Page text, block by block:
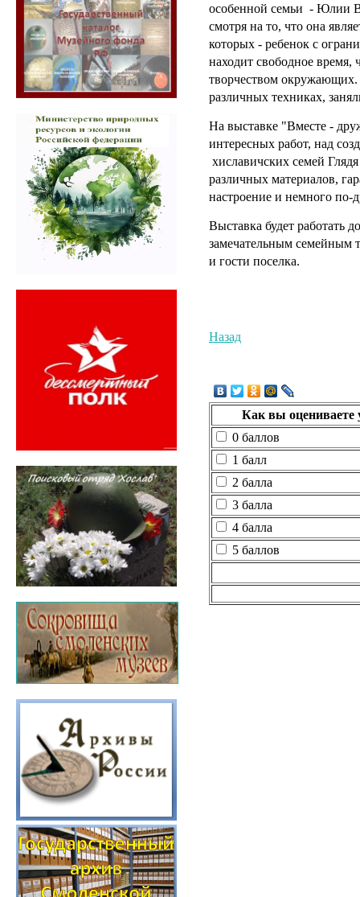
особенной семьи - Юлии
смотря на то, что она
которых - ребенок с
находит свободное время,
творчеством
различных техниках,
На выставке "Вместе -
интересных работ, над
хиславичских семей
различных материалов,
настроение и немного по-
Выставка будет работать
замечательным семейным
и гости поселка.
Назад
Как вы оцениваете
0 баллов
1 балл
2 балла
3 балла
4 балла
5 баллов